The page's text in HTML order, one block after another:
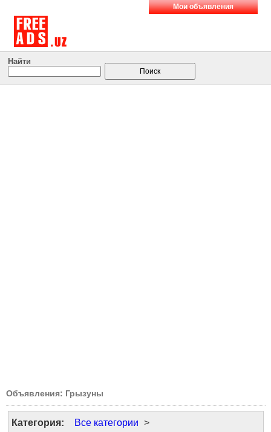
Мои объявления
Найти
Объявления: Грызуны
Категория: Все категории >